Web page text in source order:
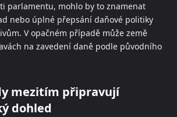
parlamentu, mohlo by to znamenat
nebo úplné přepsání daňové politiky
V opačném případě může země
na zavedení daně podle původního
mezitím připravují
dohled